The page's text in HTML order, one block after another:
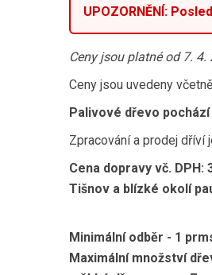
UPOZORNĚNÍ:
Ceny jsou platné od 7. 4.
Ceny jsou uvedeny
Palivové dřevo
Zpracování a prodej dříví
Cena dopravy vč. DPH:
Tišnov a blízké okolí
Minimální odběr - 1
Maximální množství